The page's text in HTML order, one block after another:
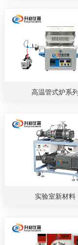
高温管式炉系列
实验室新材料